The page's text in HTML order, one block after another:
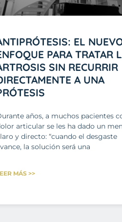
EL
PARA TRATAR
SIN RECURRIR
A UNA
años, a muchos pacientes
articular se les ha dado un
y directo: “cuando el desgaste
la solución será una
MÁS >>